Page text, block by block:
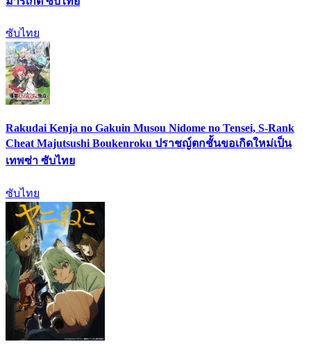
ซับไทย
Rakudai Kenja no Gakuin Musou Nidome no Tensei, S-Rank
Cheat Majutsushi Boukenroku ปราชญ์ตกชั้นขอเกิดใหม่เป็น
เทพซ่า ซับไทย
ซับไทย